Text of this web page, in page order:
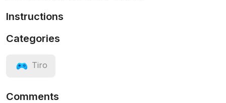
Instructions
Categories
Tiro
Comments